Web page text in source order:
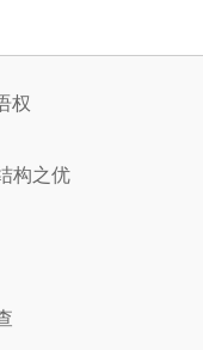
权
构之优